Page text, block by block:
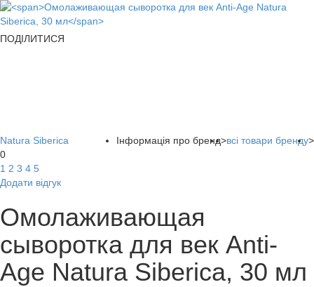
ПОДІЛИТИСЯ
Інформація про бренд>всі товари бренду>
Natura Siberica
0
1 2 3 4 5
Додати відгук
Омолаживающая
сыворотка для век Anti-
Age Natura Siberica, 30 мл